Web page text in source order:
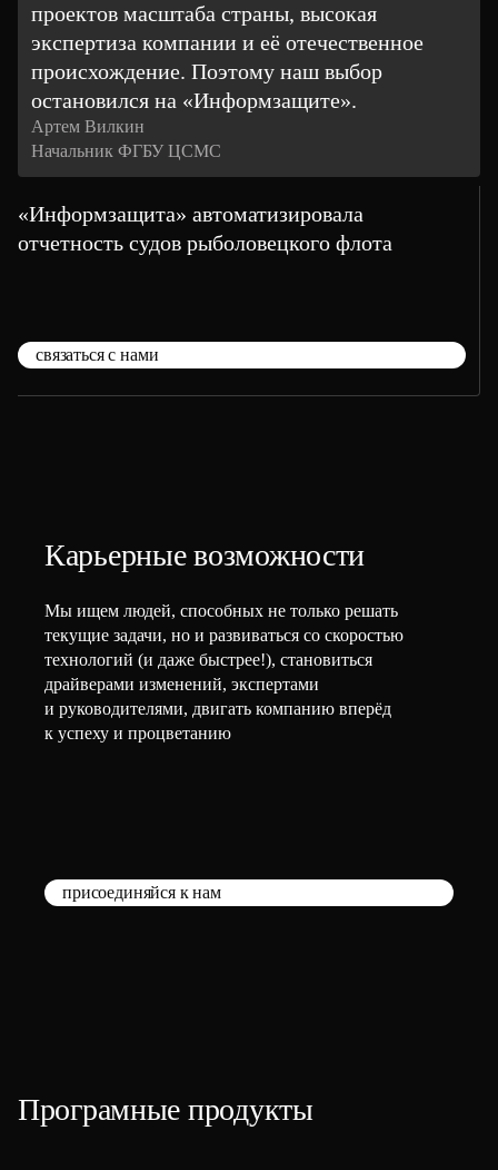
проектов масштаба страны, высокая
экспертиза компании и её отечественное
происхождение. Поэтому наш выбор
остановился на «Информзащите».
Артем Вилкин
Начальник ФГБУ ЦСМС
«Информзащита» автоматизировала
отчетность судов рыболовецкого флота
связаться с нами
Карьерные возможности
Мы ищем людей, способных не только решать
текущие задачи, но и развиваться со скоростью
технологий (и даже быстрее!), становиться
драйверами изменений, экспертами
и руководителями, двигать компанию вперёд
к успеху и процветанию
присоединяйся к нам
Програмные продукты